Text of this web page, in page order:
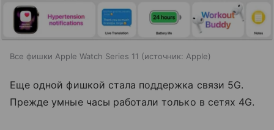
Все фишки Apple Watch Series 11 источник: Apple
Еще одной фишкой стала поддержка связи 5G.
Прежде умные часы работали только в сетях 4G.